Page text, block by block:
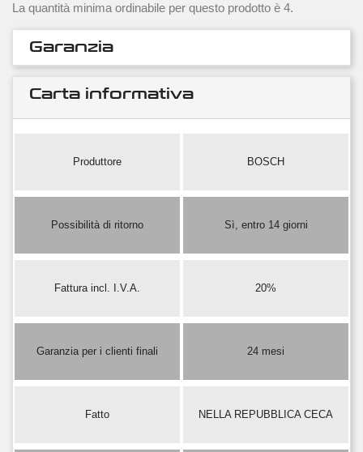
La quantità minima ordinabile per questo prodotto è 4.
Garanzia
Carta informativa
Produttore BOSCH
Possibilità di ritorno Sì, entro 14 giorni
Fattura incl. I.V.A. 20%
Garanzia per i clienti finali 24 mesi
Fatto NELLA REPUBBLICA CECA